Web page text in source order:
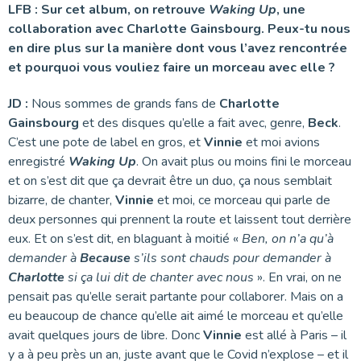
LFB : Sur cet album, on retrouve Waking Up, une
collaboration avec Charlotte Gainsbourg. Peux-tu nous
en dire plus sur la manière dont vous l’avez rencontrée
et pourquoi vous vouliez faire un morceau avec elle ?
JD : Nous sommes de grands fans de Charlotte
Gainsbourg et des disques qu’elle a fait avec, genre, Beck.
C’est une pote de label en gros, etVinnie et moi avions
enregistré Waking Up. On avait plus ou moins fini le morceau
et on s’est dit que ça devrait être un duo, ça nous semblait
bizarre, de chanter, Vinnie et moi, ce morceau qui parle de
deux personnes qui prennent la route et laissent tout derrière
eux. Et on s’est dit, en blaguant à moitié « Ben, on n’a qu’à
demander àBecauses’ils sont chauds pour demander à
Charlottesi ça lui dit de chanter avec nous ». En vrai, on ne
pensait pas qu’elle serait partante pour collaborer. Mais on a
eu beaucoup de chance qu’elle ait aimé le morceau et qu’elle
avait quelques jours de libre. DoncVinnie est allé à Paris – il
y a à peu près un an, juste avant que le Covid n’explose – et il